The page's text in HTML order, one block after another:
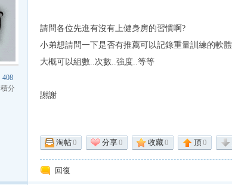
408
積分
請問各位先進有沒有上健身房的習慣啊?
小弟想請問一下是否有推薦可以記錄重量訓練的軟體
大概可以組數..次數..強度..等等
謝謝
淘帖0 分享0 收藏0 頂0
回復